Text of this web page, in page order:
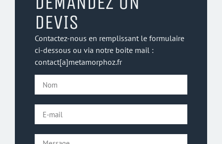
DEVIS
Contactez-nous en remplissant le formulaire
ci-dessous ou via notre boite mail :
contact[a]metamorphoz.fr